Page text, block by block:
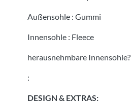
Außensohle : Gummi
Innensohle : Fleece
herausnehmbare Innensohle?
:
DESIGN & EXTRAS: